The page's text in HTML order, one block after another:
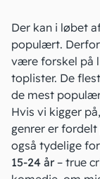
Der kan i løbet
populært. Derfor
være forskel på
toplister. De
de mest
Hvis vi kigger
genrer er fordelt
også tydelige
15-24 år – true